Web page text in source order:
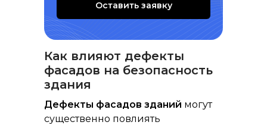
Оставить заявку
Дефекты фасадов зданий могут
существенно повлиять
Как влияют дефекты
фасадов на безопасность
здания